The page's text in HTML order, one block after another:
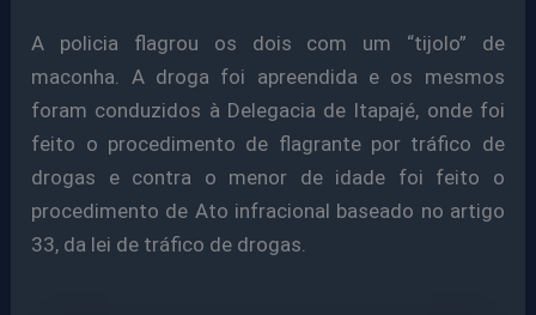
A policia flagrou os dois com um “tijolo” de
maconha. A droga foi apreendida e os mesmos
foram conduzidos à Delegacia de Itapajé, onde foi
feito o procedimento de flagrante por tráfico de
drogas e contra o menor de idade foi feito o
procedimento de Ato infracional baseado no artigo
33, da lei de tráfico de drogas.